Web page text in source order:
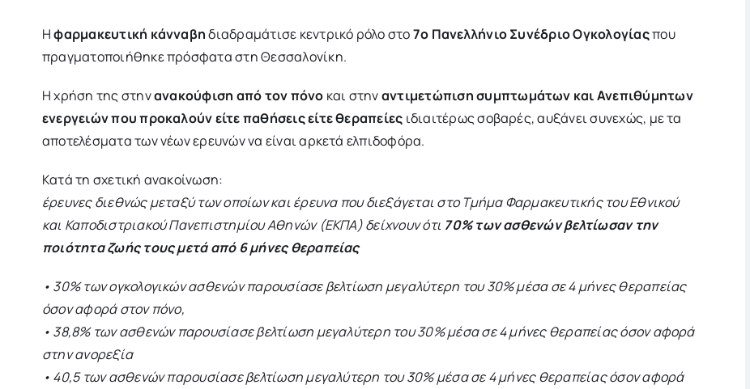
Ηφαρμακευτική κάνναβηδιαδραμάτισε κεντρικό ρόλο στο7ο Πανελλήνιο Συνέδριο Ογκολογίαςπου
πραγματοποιήθηκε πρόσφατα στη Θεσσαλονίκη.
Η χρήση της στηνανακούφιση από τον πόνο και στηναντιμετώπιση συμπτωμάτων και Ανεπιθύμητων
ενεργειών που προκαλούν είτε παθήσεις είτε θεραπείες ιδιαιτέρως σοβαρές, αυξάνει συνεχώς, με τα
αποτελέσματα των νέων ερευνών να είναι αρκετά ελπιδοφόρα.
Κατά τη σχετική ανακοίνωση:
έρευνες διεθνώς μεταξύ των οποίων και έρευνα που διεξάγεται στο Τμήμα Φαρμακευτικής του Εθνικού
και Καποδιστριακού Πανεπιστημίου Αθηνών (ΕΚΠΑ) δείχνουν ότι 70% των ασθενών βελτίωσαν την
ποιότητα ζωής τους μετά από 6 μήνες θεραπείας
• 30% των ογκολογικών ασθενών παρουσίασε βελτίωση μεγαλύτερη του 30% μέσα σε 4 μήνες θεραπείας
όσον αφορά στον πόνο,
• 38,8% των ασθενών παρουσίασε βελτίωση μεγαλύτερη του 30% μέσα σε 4 μήνες θεραπείας όσον αφορά
στην ανορεξία
• 40,5 των ασθενών παρουσίασε βελτίωση μεγαλύτερη του 30% μέσα σε 4 μήνες θεραπείας όσον αφορά